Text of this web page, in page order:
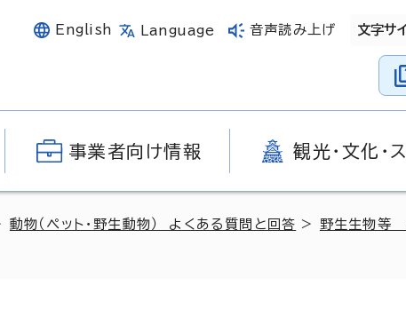
English Language 音声読み上げ 文字サ
事業者向け情報 観光・文化・
動物（ペット・野生動物） よくある質問と回答 > 野生生物等